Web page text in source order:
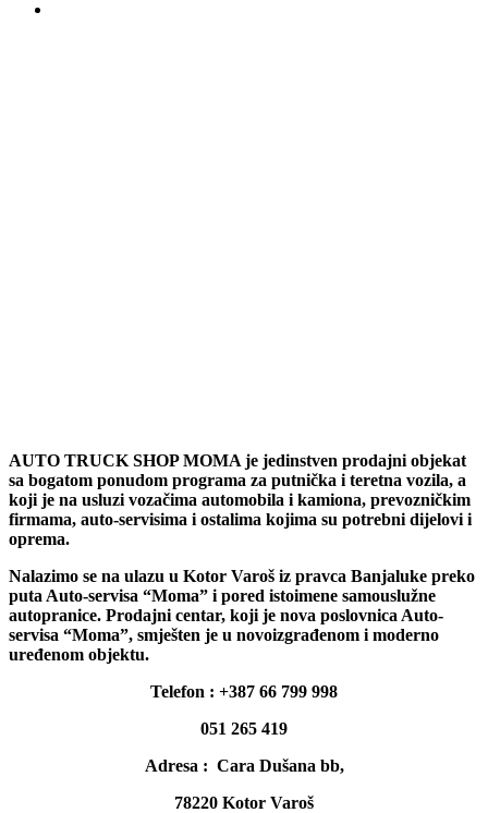
AUTO TRUCK SHOP MOMA je jedinstven prodajni objekat
sa bogatom ponudom programa za putnička i teretna vozila, a
koji je na usluzi vozačima automobila i kamiona, prevozničkim
firmama, auto-servisima i ostalima kojima su potrebni dijelovi i
oprema.
Nalazimo se na ulazu u Kotor Varoš iz pravca Banjaluke preko
puta Auto-servisa “Moma” i pored istoimene samouslužne
autopranice. Prodajni centar, koji je nova poslovnica Auto-
servisa “Moma”, smješten je u novoizgrađenom i moderno
uređenom objektu.
Telefon : +387 66 799 998
051 265 419
Adresa : Cara Dušana bb,
78220 Kotor Varoš